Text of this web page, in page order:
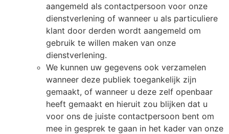
aangemeld als contactpersoon voor onze
dienstverlening of wanneer u als particuliere
klant door derden wordt aangemeld om
gebruik te willen maken van onze
dienstverlening.
We kunnen uw gegevens ook verzamelen
wanneer deze publiek toegankelijk zijn
gemaakt, of wanneer u deze zelf openbaar
heeft gemaakt en hieruit zou blijken dat u
voor ons de juiste contactpersoon bent om
mee in gesprek te gaan in het kader van onze